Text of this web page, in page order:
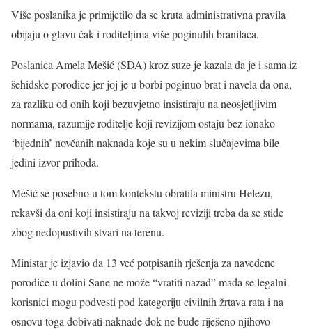
Više poslanika je primijetilo da se kruta administrativna pravila
obijaju o glavu čak i roditeljima više poginulih branilaca.
Poslanica Amela Mešić (SDA) kroz suze je kazala da je i sama iz
šehidske porodice jer joj je u borbi poginuo brat i navela da ona,
za razliku od onih koji bezuvjetno insistiraju na neosjetljivim
normama, razumije roditelje koji revizijom ostaju bez ionako
‘bijednih’ novčanih naknada koje su u nekim slučajevima bile
jedini izvor prihoda.
Mešić se posebno u tom kontekstu obratila ministru Helezu,
rekavši da oni koji insistiraju na takvoj reviziji treba da se stide
zbog nedopustivih stvari na terenu.
Ministar je izjavio da 13 već potpisanih rješenja za navedene
porodice u dolini Sane ne može “vratiti nazad” mada se legalni
korisnici mogu podvesti pod kategoriju civilnih žrtava rata i na
osnovu toga dobivati naknade dok ne bude riješeno njihovo